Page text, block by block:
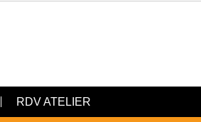
RDV ATELIER